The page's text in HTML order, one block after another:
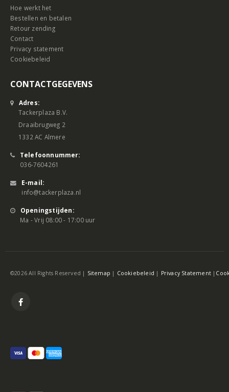
Hoe werkt het
Bestellen en betalen
Retour zending
Contact
Privacy statement
Cookiebeleid
CONTACTGEGEVENS
Adres:
Tackerplaza B.V.
Draaibrugweg 2
1332 AC Almere
Telefoonnummer:
036-7604261
E-mail:
info@tackerplaza.nl
Openingstijden:
Ma - Vrij 08:00 - 17:00 uur
©2026 All Rights Reserved | Sitemap | Cookiebeleid | Privacy Statement |